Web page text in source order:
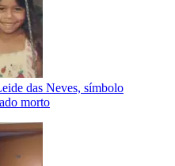
das Neves, símbolo
morto